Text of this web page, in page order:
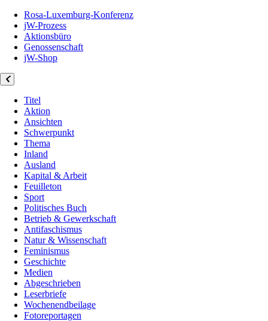
Rosa-Luxemburg-Konferenz
jW-Prozess
Aktionsbüro
Genossenschaft
jW-Shop
Titel
Aktion
Ansichten
Schwerpunkt
Thema
Inland
Ausland
Kapital & Arbeit
Feuilleton
Sport
Politisches Buch
Betrieb & Gewerkschaft
Antifaschismus
Natur & Wissenschaft
Feminismus
Geschichte
Medien
Abgeschrieben
Leserbriefe
Wochenendbeilage
Fotoreportagen